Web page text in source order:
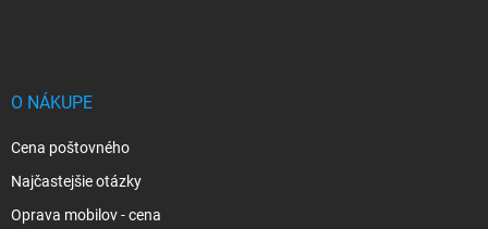
O NÁKUPE
Cena poštovného
Najčastejšie otázky
Oprava mobilov - cena